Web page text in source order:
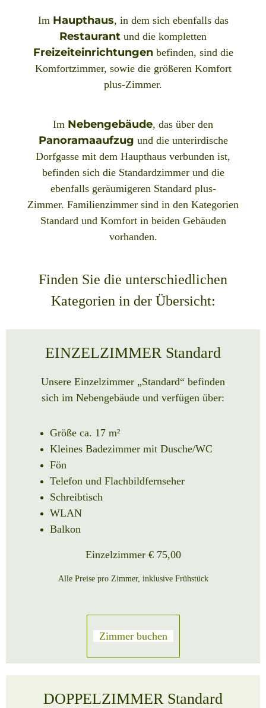
Im Haupthaus, in dem sich ebenfalls das
Restaurant und die kompletten
Freizeiteinrichtungenbefinden, sind die
Komfortzimmer, sowie die größeren Komfort
plus-Zimmer.
Im Nebengebäude, das über den
Panoramaaufzug und die unterirdische
Dorfgasse mit dem Haupthaus verbunden ist,
befinden sich die Standardzimmer und die
ebenfalls geräumigeren Standard plus-
Zimmer. Familienzimmer sind in den Kategorien
Standard und Komfort in beiden Gebäuden
vorhanden.
Finden Sie die unterschiedlichen
Kategorien in der Übersicht:
EINZELZIMMER Standard
Unsere Einzelzimmer „Standard“ befinden
sich im Nebengebäude und verfügen über:
Größe ca. 17 m²
Kleines Badezimmer mit Dusche/WC
Fön
Telefon und Flachbildfernseher
Schreibtisch
WLAN
Balkon
Einzelzimmer € 75,00
Alle Preise pro Zimmer, inklusive Frühstück
Zimmer buchen
DOPPELZIMMER Standard